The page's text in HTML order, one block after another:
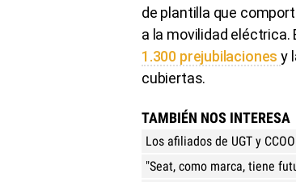
de plantilla que
a la movilidad eléctrica.
1.300 prejubilacionesy
cubiertas.
TAMBIÉN NOS INTERESA
Los afiliados de UGT y
"Seat, como marca, tiene